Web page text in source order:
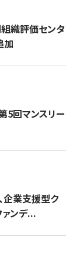
織評価センタ
加
5回マンスリー
企業支援型ク
ァンデ...